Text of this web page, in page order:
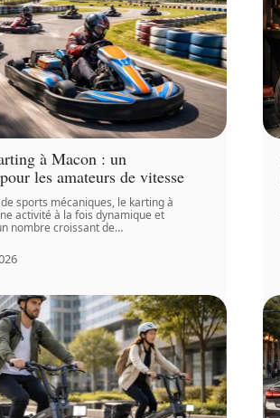
à Macon : un
les amateurs de vitesse
sports mécaniques, le karting à
activité à la fois dynamique et
nombre croissant de…